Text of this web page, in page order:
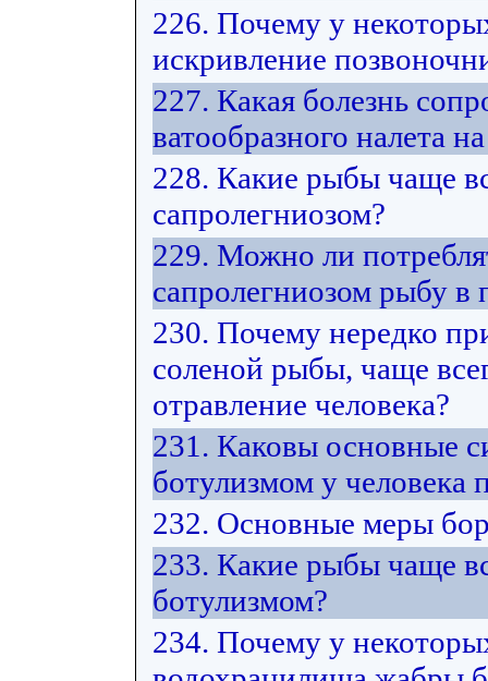
226. Почему у
искривление
227. Какая болезнь
ватообразного налета
228. Какие рыбы чаще
сапролегниозом?
229. Можно ли
сапролегниозом рыбу в
230. Почему нередко
соленой рыбы, чаще
отравление человека?
231. Каковы основные
ботулизмом у
232. Основные меры
233. Какие рыбы чаще
ботулизмом?
234. Почему у